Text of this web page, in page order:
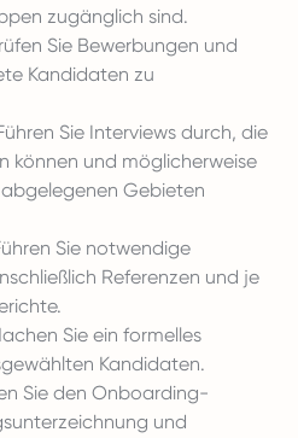
zugänglich sind.
Sie Bewerbungen und
Kandidaten zu
Sie Interviews durch, die
können und möglicherweise
Gebieten
Sie notwendige
Referenzen und je
Sie ein formelles
Kandidaten.
Sie den Onboarding-
und